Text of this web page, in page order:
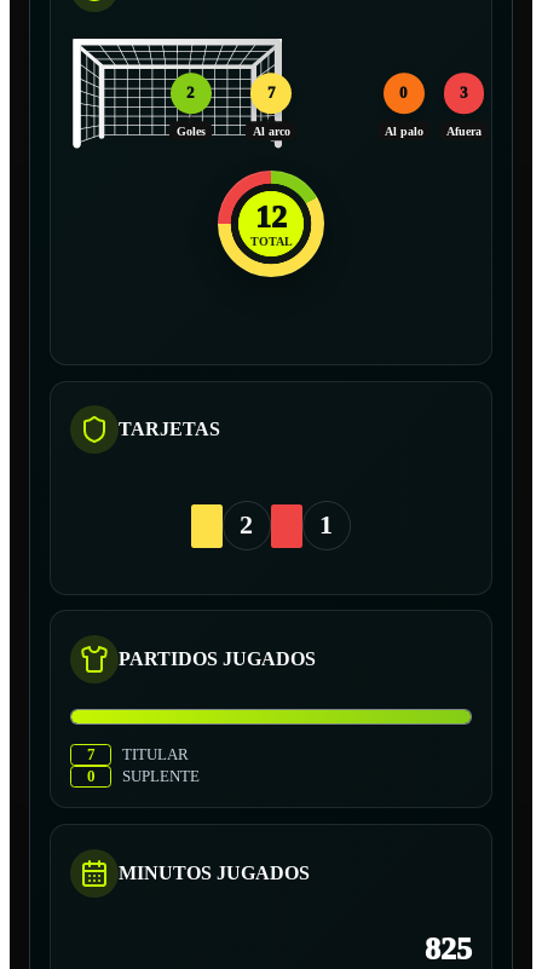
2
Goles
7
Al arco
0
Al palo
3
Afuera
12
TOTAL
TARJETAS
2 1
PARTIDOS JUGADOS
7
TITULAR
0
SUPLENTE
MINUTOS JUGADOS
825